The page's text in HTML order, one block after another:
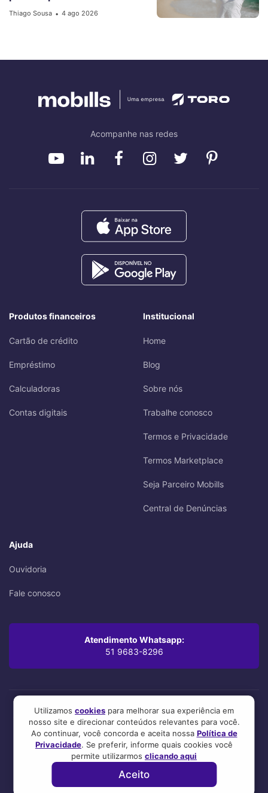
Thiago Sousa • 4 ago 2026
Acompanhe nas redes
Produtos financeiros
Cartão de crédito
Empréstimo
Calculadoras
Contas digitais
Institucional
Home
Blog
Sobre nós
Trabalhe conosco
Termos e Privacidade
Termos Marketplace
Seja Parceiro Mobills
Central de Denúncias
Ajuda
Ouvidoria
Fale conosco
Atendimento Whatsapp:
51 9683-8296
Oi! Leu até aqui? Você se preocupa com os mínimos detalhes,
mesmo. A gente também.
Esse site foi feito com 💜 por nosso time! :3
Utilizamos cookies para melhorar sua experiência em
nosso site e direcionar conteúdos relevantes para você.
Ao continuar, você concorda e aceita nossa Política de
Privacidade. Se preferir, informe quais cookies você
permite utilizarmos clicando aqui
Aceito